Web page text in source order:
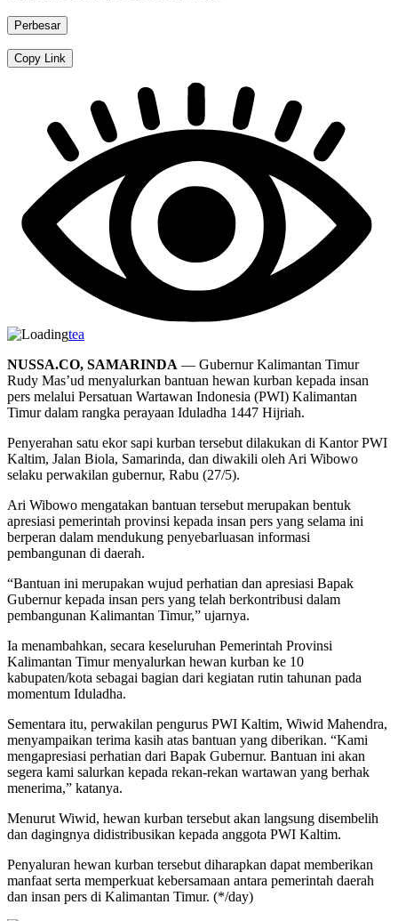
Perbesar
Copy Link
tea
NUSSA.CO, SAMARINDA — Gubernur Kalimantan Timur
Rudy Mas’ud menyalurkan bantuan hewan kurban kepada insan
pers melalui Persatuan Wartawan Indonesia (PWI) Kalimantan
Timur dalam rangka perayaan Iduladha 1447 Hijriah.
Penyerahan satu ekor sapi kurban tersebut dilakukan di Kantor PWI
Kaltim, Jalan Biola, Samarinda, dan diwakili oleh Ari Wibowo
selaku perwakilan gubernur, Rabu (27/5).
Ari Wibowo mengatakan bantuan tersebut merupakan bentuk
apresiasi pemerintah provinsi kepada insan pers yang selama ini
berperan dalam mendukung penyebarluasan informasi
pembangunan di daerah.
“Bantuan ini merupakan wujud perhatian dan apresiasi Bapak
Gubernur kepada insan pers yang telah berkontribusi dalam
pembangunan Kalimantan Timur,” ujarnya.
Ia menambahkan, secara keseluruhan Pemerintah Provinsi
Kalimantan Timur menyalurkan hewan kurban ke 10
kabupaten/kota sebagai bagian dari kegiatan rutin tahunan pada
momentum Iduladha.
Sementara itu, perwakilan pengurus PWI Kaltim, Wiwid Mahendra,
menyampaikan terima kasih atas bantuan yang diberikan. “Kami
mengapresiasi perhatian dari Bapak Gubernur. Bantuan ini akan
segera kami salurkan kepada rekan-rekan wartawan yang berhak
menerima,” katanya.
Menurut Wiwid, hewan kurban tersebut akan langsung disembelih
dan dagingnya didistribusikan kepada anggota PWI Kaltim.
Penyaluran hewan kurban tersebut diharapkan dapat memberikan
manfaat serta memperkuat kebersamaan antara pemerintah daerah
dan insan pers di Kalimantan Timur. (*/day)